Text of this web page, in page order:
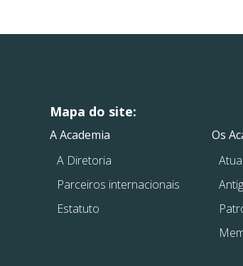
Mapa do site:
A Academia
A Diretoria
Parceiros internacionais
Estatuto
Os